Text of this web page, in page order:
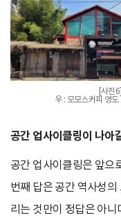
[사진
우 : 모모스커피 영
공간 업사이클링이 나아
공간 업사이클링은 앞으
번째 답은 공간 역사성
리는 것만이 정답은 아